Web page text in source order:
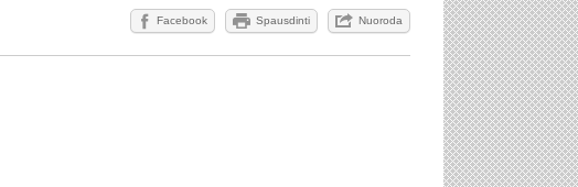
Facebook Spausdinti Nuoroda